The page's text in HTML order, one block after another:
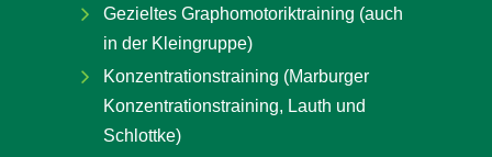
Gezieltes Graphomotoriktraining (auch
in der Kleingruppe)
Konzentrationstraining (Marburger
Konzentrationstraining, Lauth und
Schlottke)